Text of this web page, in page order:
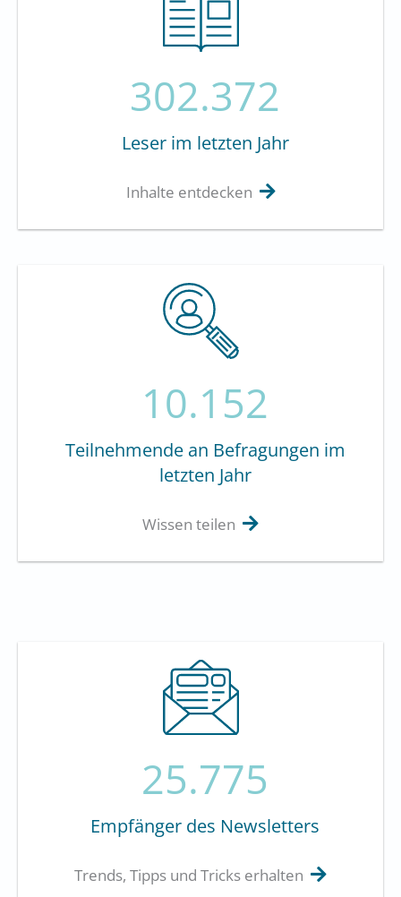
302.372
Leser im letzten Jahr
Inhalte entdecken
10.152
Teilnehmende an Befragungen im
letzten Jahr
Wissen teilen
25.775
Empfänger des Newsletters
Trends, Tipps und Tricks erhalten